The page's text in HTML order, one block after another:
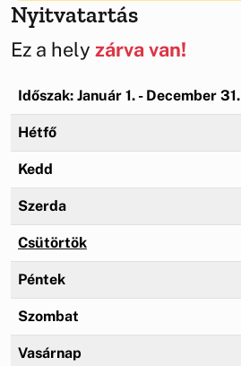
Nyitvatartás
Ez a hely zárva van!
Időszak: Január 1. - December 31.
Hétfő
Kedd
Szerda
Csütörtök
Péntek
Szombat
Vasárnap